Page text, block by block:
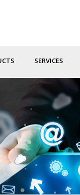
SERVICES